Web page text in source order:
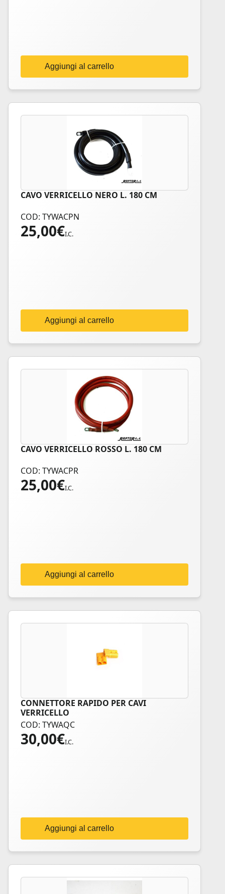
Aggiungi al carrello
CAVO VERRICELLO NERO L. 180 CM
COD: TYWACPN
25,00€I.C.
Aggiungi al carrello
CAVO VERRICELLO ROSSO L. 180 CM
COD: TYWACPR
25,00€I.C.
Aggiungi al carrello
CONNETTORE RAPIDO PER CAVI
VERRICELLO
COD: TYWAQC
30,00€I.C.
Aggiungi al carrello